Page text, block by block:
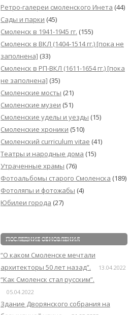
Ретро-галереи смоленского Инета (44)
Сады и парки (45)
Смоленск в 1941-1945 гг. (155)
Смоленск в ВКЛ (1404-1514 гг.) [пока не
заполнена] (33)
Смоленск в РП-ВКЛ (1611-1654 гг.) [пока
не заполнена] (35)
Смоленские мосты (21)
Смоленские музеи (51)
Смоленские уделы и уезды (15)
Смоленские хроники (510)
Смоленский сurriculum vitae (41)
Театры и народные дома (15)
Утраченные храмы (76)
Фотоальбомы старого Смоленска (189)
Фотоляпы и фотожабы (4)
Юбилеи города (27)
ПОСЛЕДНИЕ ОБНОВЛЕНИЯ
“О каком Смоленске мечтали
архитекторы 50 лет назад”.
13.04.2022
“Как Смоленск стал русским”.
05.04.2022
Здание Дворянского собрания на